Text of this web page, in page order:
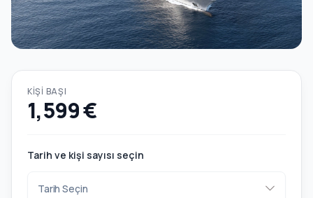
KIŞI BAŞI
1,599 €
Tarih ve kişi sayısı seçin